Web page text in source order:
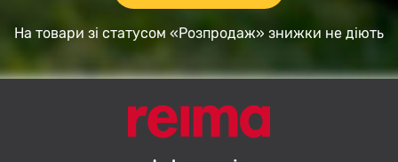
На товари зі статусом «Розпродаж» знижки не діють